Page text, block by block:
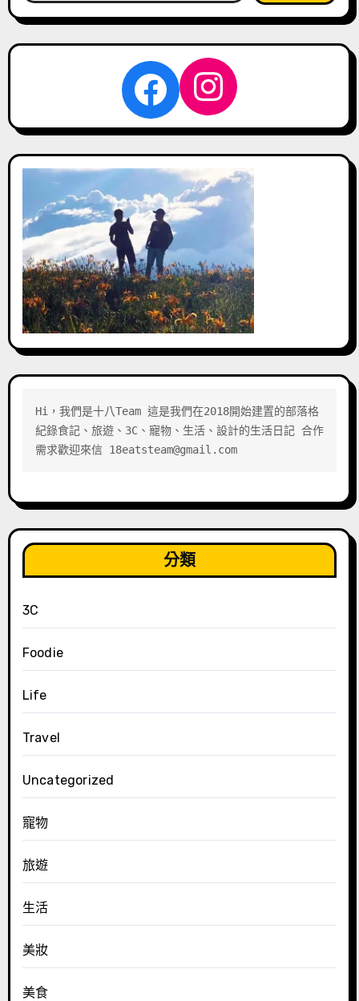
關
Facebook
Hi，我們是十八Team 這是我們在2018開始建置的部落格
紀錄食記、旅遊、3C、寵物、生活、設計的生活日記 合作
需求歡迎來信 18eatsteam@gmail.com
分類
3C
Foodie
Life
Travel
Uncategorized
寵物
旅遊
生活
美妝
美食